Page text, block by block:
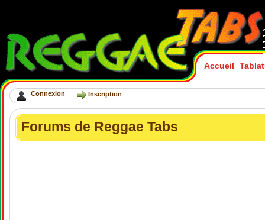
Accueil |
Connexion Inscription
Forums de Reggae Tabs